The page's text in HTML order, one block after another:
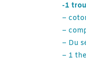
-1
–
–
– Du
– 1